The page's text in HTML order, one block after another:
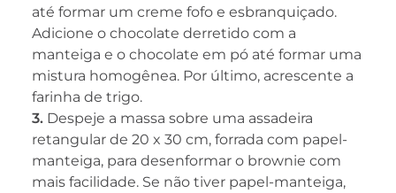
até formar um creme fofo e esbranquiçado.
Adicione o chocolate derretido com a
manteiga e o chocolate em pó até formar uma
mistura homogênea. Por último, acrescente a
farinha de trigo.
3. Despeje a massa sobre uma assadeira
retangular de 20 x 30 cm, forrada com papel-
manteiga, para desenformar o brownie com
mais facilidade. Se não tiver papel-manteiga,